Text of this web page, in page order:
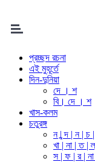
প্রচ্ছদ রচনা
এই মুহূর্তে
দিন-দুনিয়া
দে । শ
বি। দে । শ
খাস-কলম
চতুরঙ্গ
ন | ন্দ | ন | চ
খা | না | ত |
স | ফ | র | না